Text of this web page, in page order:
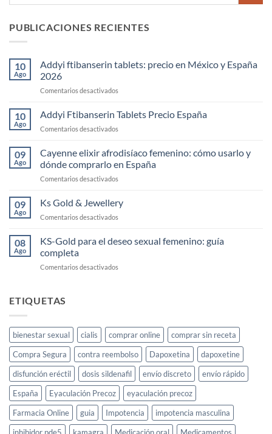
PUBLICACIONES RECIENTES
10
Ago
Addyi ftibanserin tablets: precio en México y España
2026
Comentarios desactivados
ftibanserin
precio
México
y
2026
10
Ago
Addyi Ftibanserin Tablets Precio España
Comentarios desactivados
Ftibanserin
Precio
España
09
Ago
Cayenne elixir afrodisíaco femenino: cómo usarlo y
dónde comprarlo en España
Comentarios desactivados
afrodisíaco
femenino:
usarlo
comprarlo
09
Ago
Ks Gold & Jewellery
Comentarios desactivados
08
Ago
KS-Gold para el deseo sexual femenino: guía
completa
Comentarios desactivados
sexual
femenino:
guía
completa
ETIQUETAS
bienestar sexual cialis comprar online
comprar sin receta
Compra Segura
contra reembolso Dapoxetina
dapoxetine
disfunción eréctil
dosis sildenafil envío discreto
envío rápido
España
Eyaculación Precoz
eyaculación precoz
Farmacia Online
guia Impotencia
impotencia masculina